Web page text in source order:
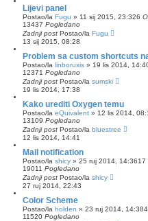
Lijevi panel
Postao/la Fugu » 11 sij 2015, 23:326
13437 Pogledano
Zadnji post Postao/la Fugu
13 sij 2015, 08:28
Problem sa custom shortcuts
Postao/la linboruxis » 19 lis 2014,
12371 Pogledano
Zadnji post Postao/la sumski
19 lis 2014, 17:38
Kako urediti Oxygen temu
Postao/la eQuivalent » 12 lis 2014,
13109 Pogledano
Zadnji post Postao/la bluestree
12 lis 2014, 14:41
Mail notification
Postao/la shicy » 25 ruj 2014, 14:3617
19011 Pogledano
Zadnji post Postao/la shicy
27 ruj 2014, 22:43
Color Scheme
Postao/la holden » 23 ruj 2014, 14:384
11520 Pogledano